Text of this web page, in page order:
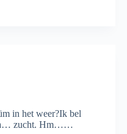
in het weer?Ik bel
zucht. Hm……